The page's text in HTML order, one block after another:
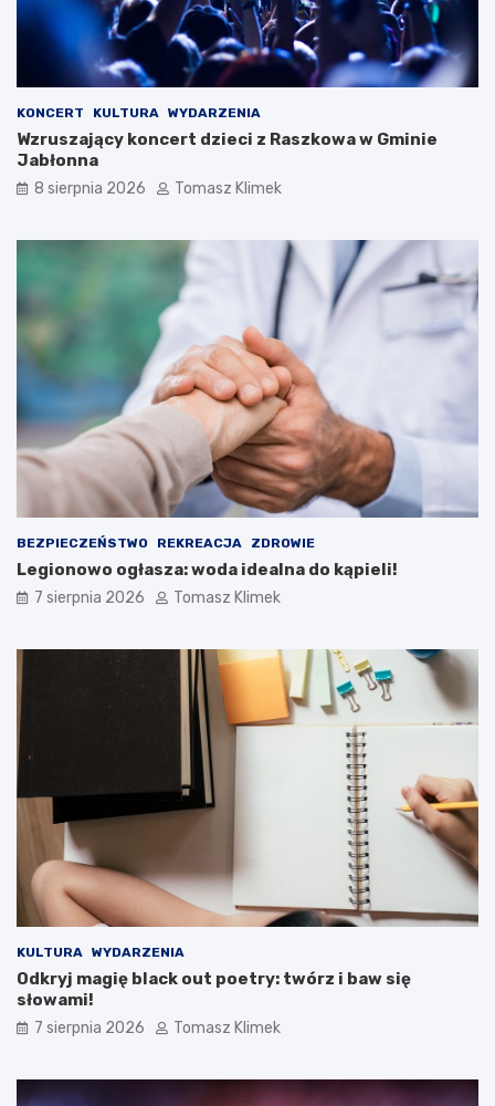
KONCERT KULTURA WYDARZENIA
Wzruszający koncert dzieci z Raszkowa w Gminie
Jabłonna
8 sierpnia 2026 Tomasz Klimek
BEZPIECZEŃSTWO REKREACJA ZDROWIE
Legionowo ogłasza: woda idealna do kąpieli!
7 sierpnia 2026 Tomasz Klimek
KULTURA WYDARZENIA
Odkryj magię black out poetry: twórz i baw się
słowami!
7 sierpnia 2026 Tomasz Klimek